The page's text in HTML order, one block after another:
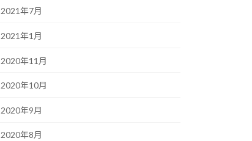
2021年7月
2021年1月
2020年11月
2020年10月
2020年9月
2020年8月